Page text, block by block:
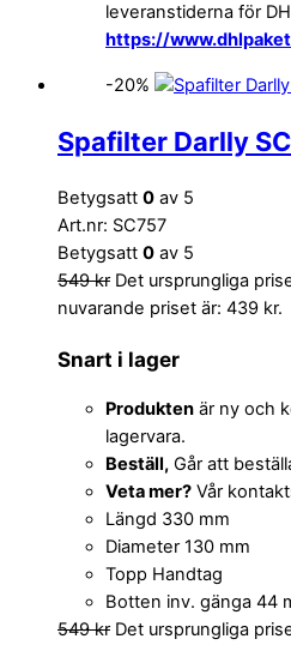
leveranstiderna för
https://
-20%
Spafilter Darlly
Betygsatt 0 av 5
Art.nr: SC757
Betygsatt 0 av 5
549kr Det ursprungliga
nuvarande priset är: 439 kr.
Snart i lager
Produkten är ny och
lagervara.
Beställ, Går att
Veta mer? Vår
Längd 330 mm
Diameter 130 mm
Topp Handtag
Botten inv. gänga 44
549kr Det ursprungliga